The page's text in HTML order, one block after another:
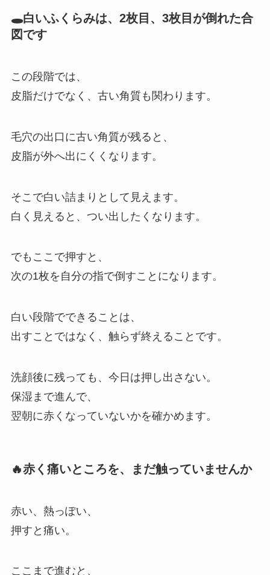
🕳白いふくらみは、2枚目、3枚目が倒れた合
図です
この段階では、
皮脂だけでなく、古い角質も関わります。
毛穴の出口に古い角質が残ると、
皮脂が外へ出にくくなります。
そこで白い詰まりとして見えます。
白く見えると、つい出したくなります。
でもここで押すと、
次の1枚を自分の指で倒すことになります。
白い段階でできることは、
出すことではなく、触らず終えることです。
洗顔後に残っても、今日は押し出さない。
保湿まで進んで、
翌朝に赤くなっていないかを確かめます。
🔥赤く痛いところを、まだ触っていませんか
赤い、熱っぽい、
押すと痛い。
ここまで進むと、